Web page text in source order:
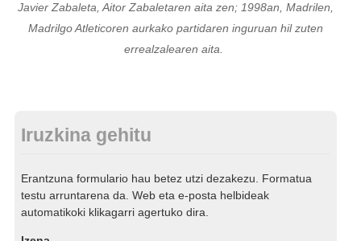
Javier Zabaleta, Aitor Zabaletaren aita zen; 1998an, Madrilen,
Madrilgo Atleticoren aurkako partidaren inguruan hil zuten
errealzalearen aita.
Iruzkina gehitu
Erantzuna formulario hau betez utzi dezakezu. Formatua
testu arruntarena da. Web eta e-posta helbideak
automatikoki klikagarri agertuko dira.